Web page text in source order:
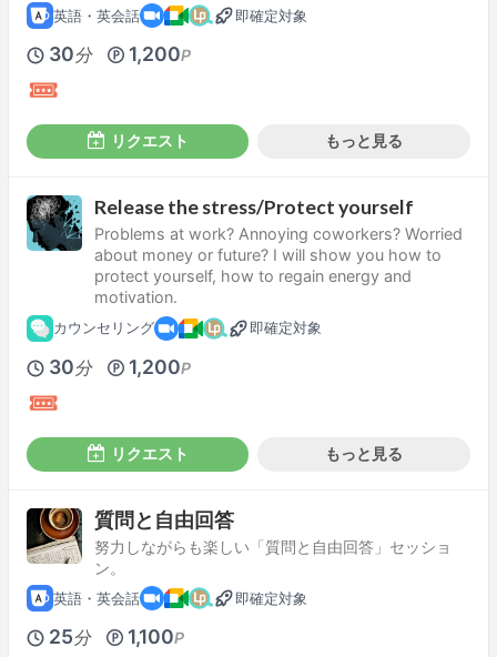
英語・英会話 即確定対象
30分 1,200P
リクエスト もっと見る
Release the stress/Protect yourself
Problems at work? Annoying coworkers? Worried
about money or future? I will show you how to
protect yourself, how to regain energy and
motivation.
カウンセリング 即確定対象
30分 1,200P
リクエスト もっと見る
質問と自由回答
努力しながらも楽しい「質問と自由回答」セッショ
ン。
英語・英会話 即確定対象
25分 1,100P